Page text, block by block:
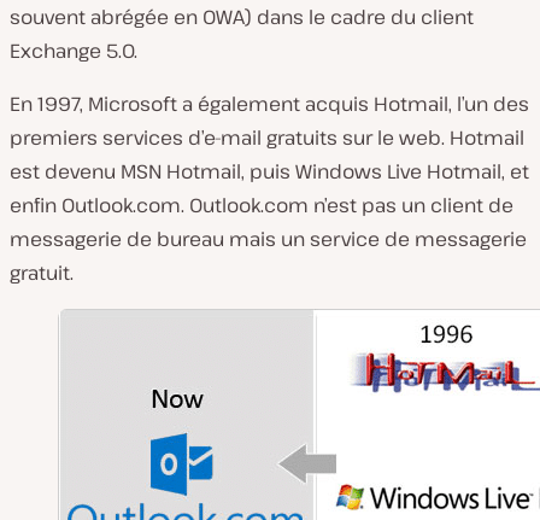
souvent abrégée en OWA) dans le cadre du client
Exchange 5.0.
En 1997, Microsoft a également acquis Hotmail, l’un des
premiers services d’e-mail gratuits sur le web. Hotmail
est devenu MSN Hotmail, puis Windows Live Hotmail, et
enfin Outlook.com. Outlook.com n’est pas un client de
messagerie de bureau mais un service de messagerie
gratuit.